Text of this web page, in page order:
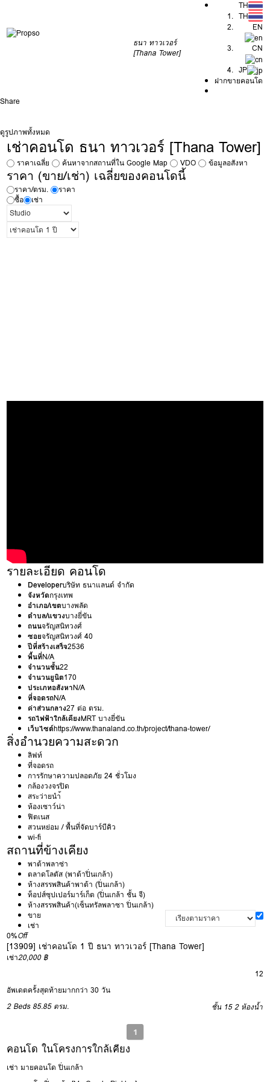
ธนา ทาวเวอร์
[Thana Tower]
TH
TH
EN
CN
JP
ฝากขายคอนโด
Share
ดูรูปภาพทั้งหมด
เช่าคอนโด ธนา ทาวเวอร์ [Thana Tower]
ราคาเฉลี่ย ค้นหาจากสถานที่ใน Google Map VDO ข้อมูลอสังหา
ราคา (ขาย/เช่า) เฉลี่ยของคอนโดนี้
ราคา/ตรม.
ราคา
ซื้อ
เช่า
รายละเอียด คอนโด
Developerบริษัท ธนาแลนด์ จำกัด
จังหวัดกรุงเทพ
อำเภอ/เขตบางพลัด
ตำบล/แขวงบางยี่ขัน
ถนนจรัญสนิทวงศ์
ซอยจรัญสนิทวงศ์ 40
ปีที่สร้างเสร็จ2536
พื้นที่N/A
จำนวนชั้น22
จำนวนยูนิต170
ประเภทอสังหาN/A
ที่จอดรถN/A
ค่าส่วนกลาง27 ต่อ ตรม.
รถไฟฟ้าใกล้เคียงMRT บางยี่ขัน
เว็บไซต์https://www.thanaland.co.th/project/thana-tower/
สิ่งอำนวยความสะดวก
ลิฟท์
ที่จอดรถ
การรักษาความปลอดภัย 24 ชั่วโมง
กล้องวงจรปิด
สระว่ายนำ้
ห้องเซาว์น่า
ฟิตเนส
สวนหย่อม / พื้นที่จัดบาร์บีคิว
wi-fi
สถานที่ข้างเคียง
พาต้าพลาซ่า
ตลาดโลตัส (พาต้าปิ่นเกล้า)
ห้างสรรพสินค้าพาต้า (ปิ่นเกล้า)
ท็อปส์ซุปเปอร์มาร์เก็ต (ปิ่นเกล้า ชั้น จี)
ห้างสรรพสินค้า(เซ็นทรัลพลาซา ปิ่นเกล้า)
ขาย
เช่า
0%Off
[13909] เช่าคอนโด 1 ปี ธนา ทาวเวอร์ [Thana Tower]
เช่า20,000 ฿
12
อัพเดตครั้งสุดท้ายมากกว่า 30 วัน
2 Beds 85.85 ตรม. ชั้น 15 2 ห้องน้ำ
1
คอนโด ในโครงการใกล้เคียง
เช่า มายคอนโด ปิ่นเกล้า